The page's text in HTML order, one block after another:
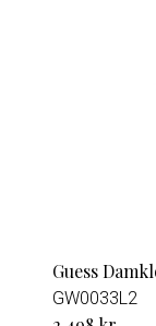
Guess
GW0033L2